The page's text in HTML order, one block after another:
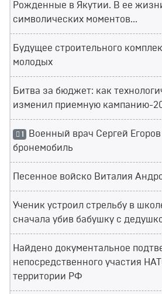
Рожденные в Якутии. В ее
символических моментов...
Будущее строительного
молодых
Битва за бюджет: как
изменил приемную кампанию-
1 Военный врач Сергей
бронемобиль
Песенное войско Виталия
Ученик устроил стрельбу в
сначала убив бабушку с
Найдено документальное
непосредственного участия
территории РФ